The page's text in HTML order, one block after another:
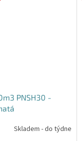
PNSH30 -
Skladem - do týdne